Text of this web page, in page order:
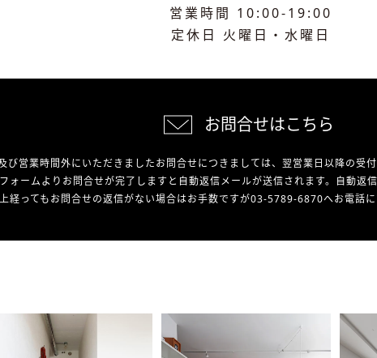
営業時間 10:00-19:00
定休日 火曜日・水曜日
お問合せはこちら
び営業時間外にいただきましたお問合せにつきましては、翌営業日以降の受付
ォームよりお問合せが完了しますと自動返信メールが送信されます。自動返
経ってもお問合せの返信がない場合はお手数ですが03-5789-6870へお電話に